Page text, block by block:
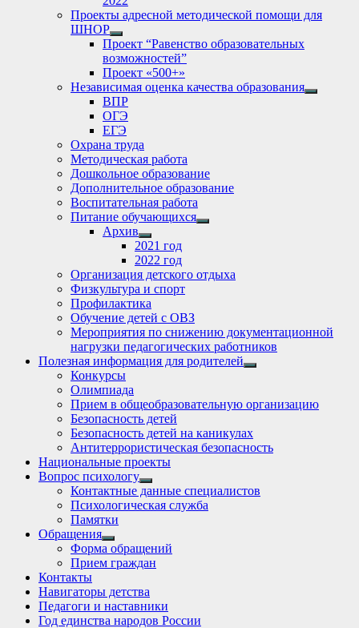
Проекты адресной методической помощи для
ШНОР
Show
sub
menu
Проект “Равенство образовательных
возможностей”
Проект «500+»
Независимая оценка качества образования
Show
ВПР
ОГЭ
ЕГЭ
Охрана труда
Методическая работа
Дошкольное образование
Дополнительное образование
Воспитательная работа
Питание обучающихся
Show
Архив
Show
sub
menu
2021 год
2022 год
Организация детского отдыха
Физкультура и спорт
Профилактика
Обучение детей с ОВЗ
Мероприятия по снижению документационной
нагрузки педагогических работников
Полезная информация для родителей
Show
Конкурсы
Олимпиада
Прием в общеобразовательную организацию
Безопасность детей
Безопасность детей на каникулах
Антитеррористическая безопасность
Национальные проекты
Вопрос психологу
Show
sub
menu
Контактные данные специалистов
Психологическая служба
Памятки
Обращения
Show
sub
menu
Форма обращений
Прием граждан
Контакты
Навигаторы детства
Педагоги и наставники
Год единства народов России